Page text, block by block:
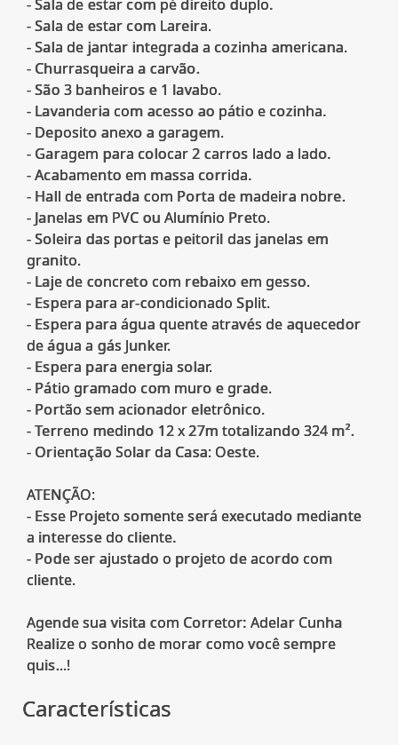
- Sala de estar com pé direito duplo.
- Sala de estar com Lareira.
- Sala de jantar integrada a cozinha americana.
- Churrasqueira a carvão.
- São 3 banheiros e 1 lavabo.
- Lavanderia com acesso ao pátio e cozinha.
- Deposito anexo a garagem.
- Garagem para colocar 2 carros lado a lado.
- Acabamento em massa corrida.
- Hall de entrada com Porta de madeira nobre.
- Janelas em PVC ou Alumínio Preto.
- Soleira das portas e peitoril das janelas em
granito.
- Laje de concreto com rebaixo em gesso.
- Espera para ar-condicionado Split.
- Espera para água quente através de aquecedor
de água a gás Junker.
- Espera para energia solar.
- Pátio gramado com muro e grade.
- Portão sem acionador eletrônico.
- Terreno medindo 12 x 27m totalizando 324 m².
- Orientação Solar da Casa: Oeste.
ATENÇÃO:
- Esse Projeto somente será executado mediante
a interesse do cliente.
- Pode ser ajustado o projeto de acordo com
cliente.
Agende sua visita com Corretor: Adelar Cunha
Realize o sonho de morar como você sempre
Características